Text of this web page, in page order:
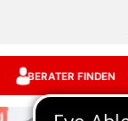
BERATER FINDEN